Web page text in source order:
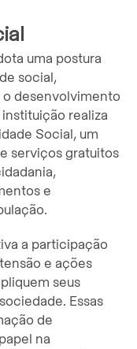
uma postura
social,
desenvolvimento
realiza
Social, um
serviços gratuitos
e
a participação
e ações
seus
Essas
de
na